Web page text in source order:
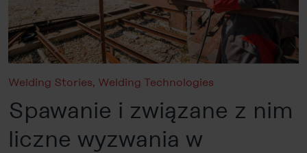
Welding Stories, Welding Technologies
Spawanie i związane z nim
liczne wyzwania w